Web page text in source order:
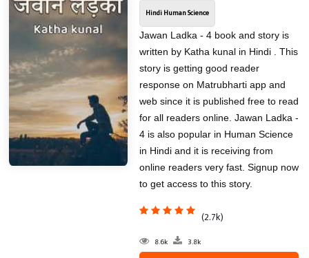
Hindi Human Science
Jawan Ladka - 4 book and story is
written by Katha kunal in Hindi . This
story is getting good reader
response on Matrubharti app and
web since it is published free to read
for all readers online. Jawan Ladka -
4 is also popular in Human Science
in Hindi and it is receiving from
online readers very fast. Signup now
to get access to this story.
(2.7k)
8.6k 3.8k